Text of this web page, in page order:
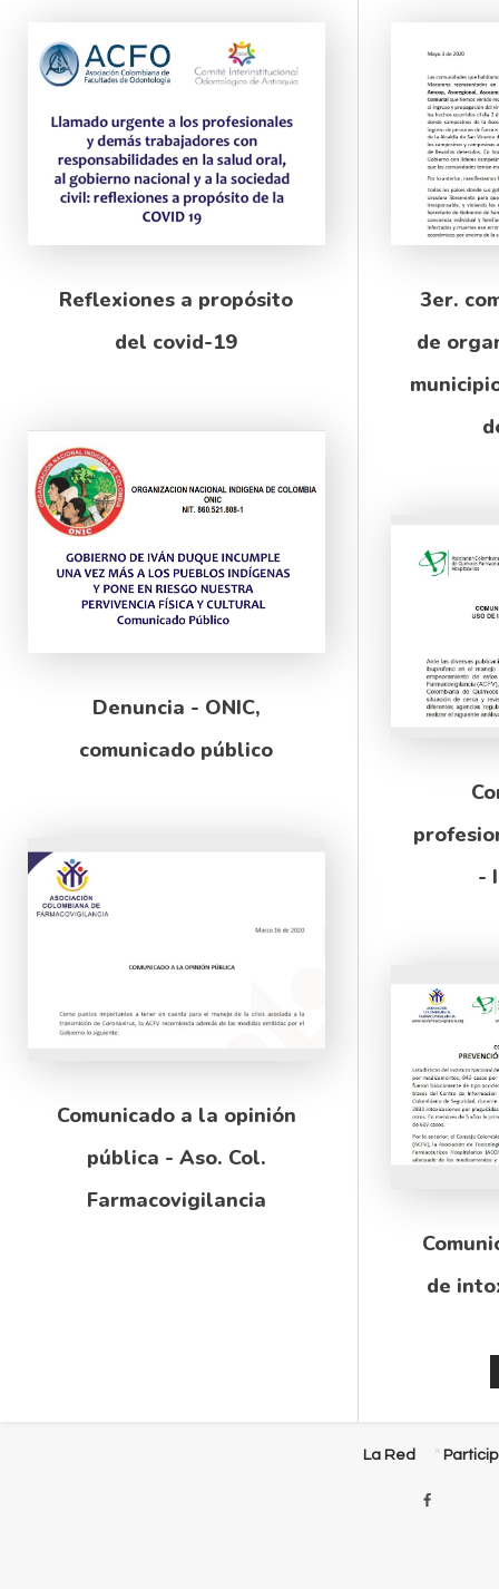
Reflexiones a propósito
del covid-19
3er.
de
Denuncia - ONIC,
comunicado público
-
Comunicado a la opinión
pública - Aso. Col.
Farmacovigilancia
de
La Red